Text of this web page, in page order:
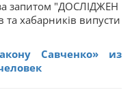
Савченко» из